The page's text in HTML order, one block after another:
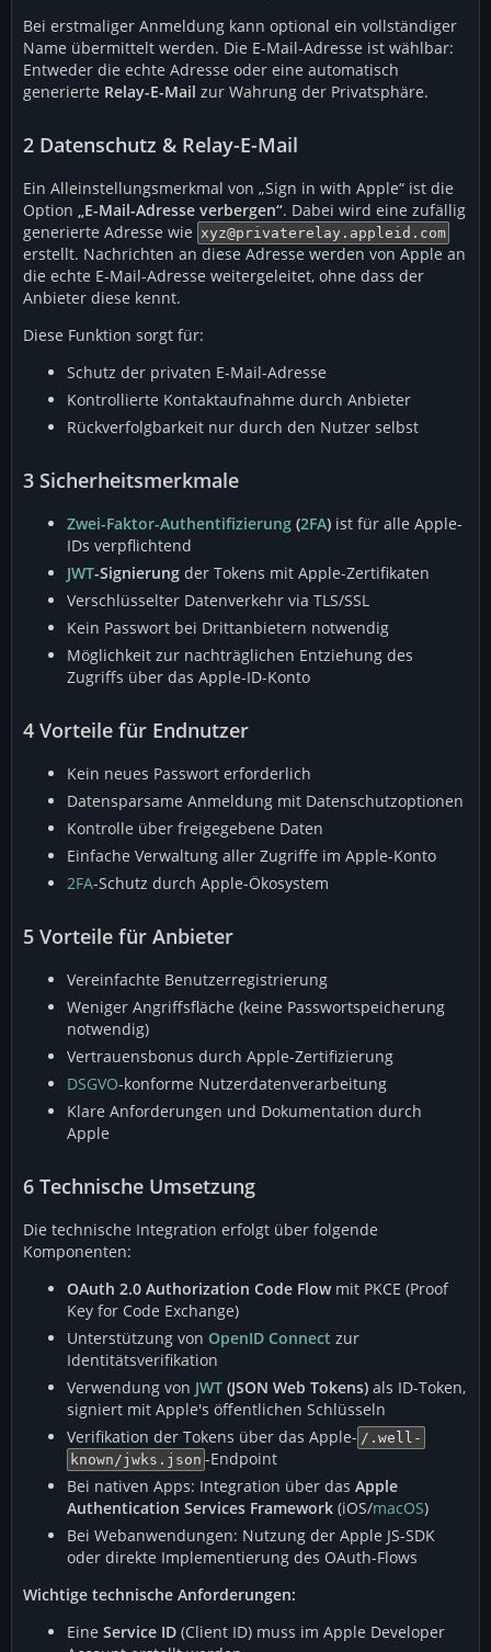
Bei erstmaliger Anmeldung kann optional ein vollständiger
Name übermittelt werden. Die E-Mail-Adresse ist wählbar:
Entweder die echte Adresse oder eine automatisch
generierte Relay-E-Mail zur Wahrung der Privatsphäre.
2 Datenschutz & Relay-E-Mail
Ein Alleinstellungsmerkmal von „Sign in with Apple“ ist die
Option „E-Mail-Adresse verbergen“. Dabei wird eine zufällig
generierte Adresse wie xyz@privaterelay.appleid.com
erstellt. Nachrichten an diese Adresse werden von Apple an
die echte E-Mail-Adresse weitergeleitet, ohne dass der
Anbieter diese kennt.
Diese Funktion sorgt für:
Schutz der privaten E-Mail-Adresse
Kontrollierte Kontaktaufnahme durch Anbieter
Rückverfolgbarkeit nur durch den Nutzer selbst
3 Sicherheitsmerkmale
Zwei-Faktor-Authentifizierung (2FA) ist für alle Apple-
IDs verpflichtend
JWT-Signierung der Tokens mit Apple-Zertifikaten
Verschlüsselter Datenverkehr via TLS/SSL
Kein Passwort bei Drittanbietern notwendig
Möglichkeit zur nachträglichen Entziehung des
Zugriffs über das Apple-ID-Konto
4 Vorteile für Endnutzer
Kein neues Passwort erforderlich
Datensparsame Anmeldung mit Datenschutzoptionen
Kontrolle über freigegebene Daten
Einfache Verwaltung aller Zugriffe im Apple-Konto
2FA-Schutz durch Apple-Ökosystem
5 Vorteile für Anbieter
Vereinfachte Benutzerregistrierung
Weniger Angriffsfläche (keine Passwortspeicherung
notwendig)
Vertrauensbonus durch Apple-Zertifizierung
DSGVO-konforme Nutzerdatenverarbeitung
Klare Anforderungen und Dokumentation durch
Apple
6 Technische Umsetzung
Die technische Integration erfolgt über folgende
Komponenten:
OAuth 2.0 Authorization Code Flowmit PKCE (Proof
Key for Code Exchange)
Unterstützung von OpenID Connect zur
Identitätsverifikation
Verwendung von JWT (JSON Web Tokens) als ID-Token,
signiert mit Apple's öffentlichen Schlüsseln
Verifikation der Tokens über das Apple- /.well-
known/jwks.json -Endpoint
Bei nativen Apps: Integration über das Apple
Authentication Services Framework (iOS/macOS)
Bei Webanwendungen: Nutzung der Apple JS-SDK
oder direkte Implementierung des OAuth-Flows
Wichtige technische Anforderungen:
Eine Service ID (Client ID) muss im Apple Developer